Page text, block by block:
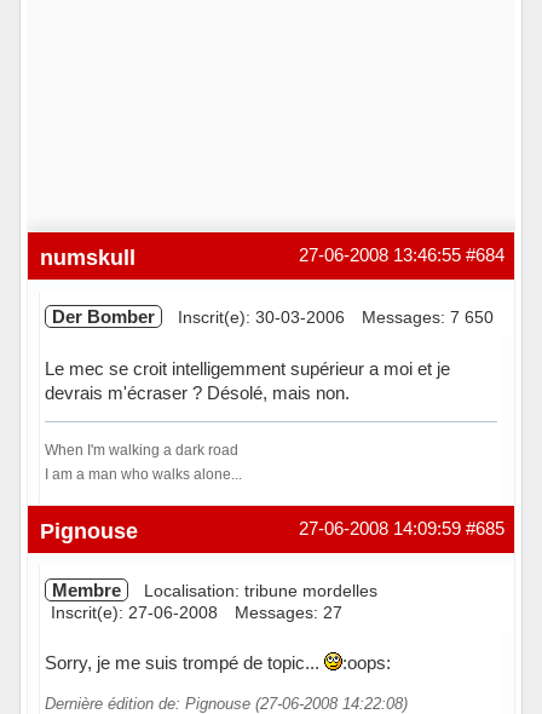
#684
27-06-2008 13:46:55
numskull
Der Bomber Inscrit(e): 30-03-2006 Messages: 7 650
Le mec se croit intelligemment supérieur a moi et je
devrais m'écraser ? Désolé, mais non.
When I'm walking a dark road
I am a man who walks alone...
Hors ligne #685
27-06-2008 14:09:59
Pignouse
Membre
Localisation: tribune mordelles
Inscrit(e): 27-06-2008
Messages: 27
Sorry, je me suis trompé de topic... :oops:
Dernière édition de: Pignouse (27-06-2008 14:22:08)